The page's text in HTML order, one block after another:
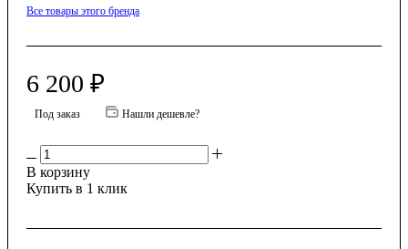
Все товары этого бренда
6 200 ₽
Под заказ Нашли дешевле?
В корзину
Купить в 1 клик